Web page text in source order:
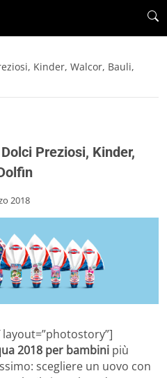
Kinder, Walcor, Bauli,
Preziosi, Kinder,
2018
layout=”photostory”]
2018 per bambini più
scegliere un uovo con